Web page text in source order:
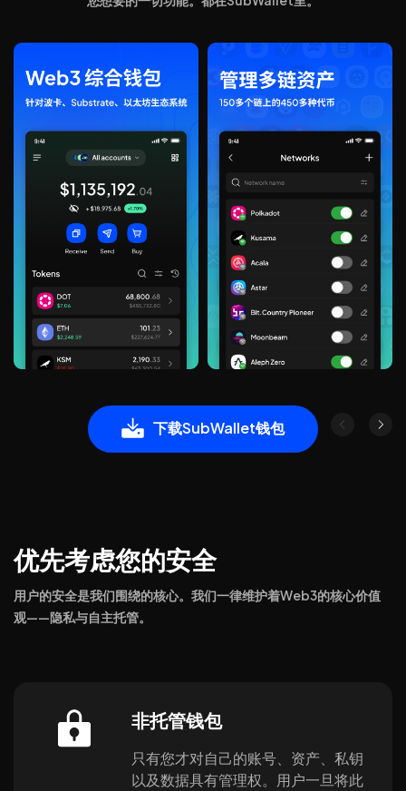
下载SubWallet钱包
优先考虑您的安全
用户的安全是我们围绕的核心。我们一律维护着Web3的核心价值
观——隐私与自主托管。
非托管钱包
只有您才对自己的账号、资产、私钥
以及数据具有管理权。用户一旦将此